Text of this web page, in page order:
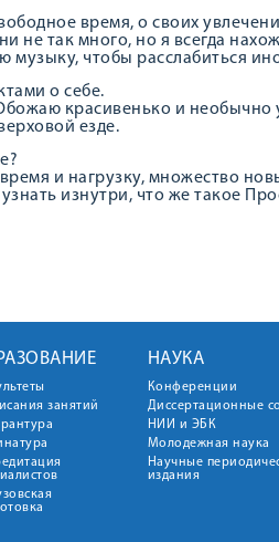
время, о своих
не так много, но я всегда
музыку, чтобы расслабиться
о себе.
красивенько и
езде.
и нагрузку, множество
изнутри, что же такое
занятий
НАУКА
Конференции
Диссертационные
НИИ и ЭБК
Молодежная наука
Научные
издания